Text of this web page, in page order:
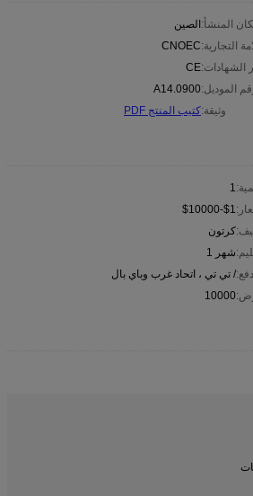
المنشأ:الصين
التجارية:CNOEC
الشهادات:CE
الموديل:A14.0900
وثيقة:كتيب المنتج PDF
1
$1-$10000
كرتون
شهر 1
/ تي تي ، اتحاد غرب وباي بال
10000